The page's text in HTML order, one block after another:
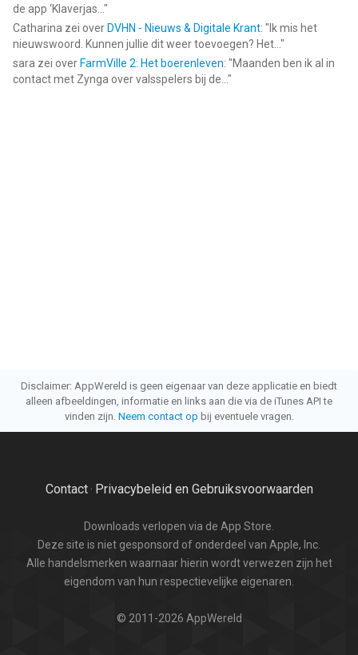
de app ‘Klaverjas... "
Catharina zei over DVHN - Nieuws & Digitale Krant: " Ik mis het
nieuwswoord. Kunnen jullie dit weer toevoegen? Het... "
sara zei over FarmVille 2: Het boerenleven: "Maanden ben ik al in
contact met Zynga over valsspelers bij de... "
Disclaimer: AppWereld is geen eigenaar van deze applicatie en biedt
alleen afbeeldingen, informatie en links aan die via de iTunes API te
vinden zijn. Neem contact op bij eventuele vragen.
Contact· Privacybeleid en Gebruiksvoorwaarden
Downloads verlopen via de App Store.
Deze site is niet gesponsord of onderdeel van Apple, Inc.
Alle handelsmerken waarnaar hierin wordt verwezen zijn het
eigendom van hun respectievelijke eigenaren.
© 2011-2026 AppWereld